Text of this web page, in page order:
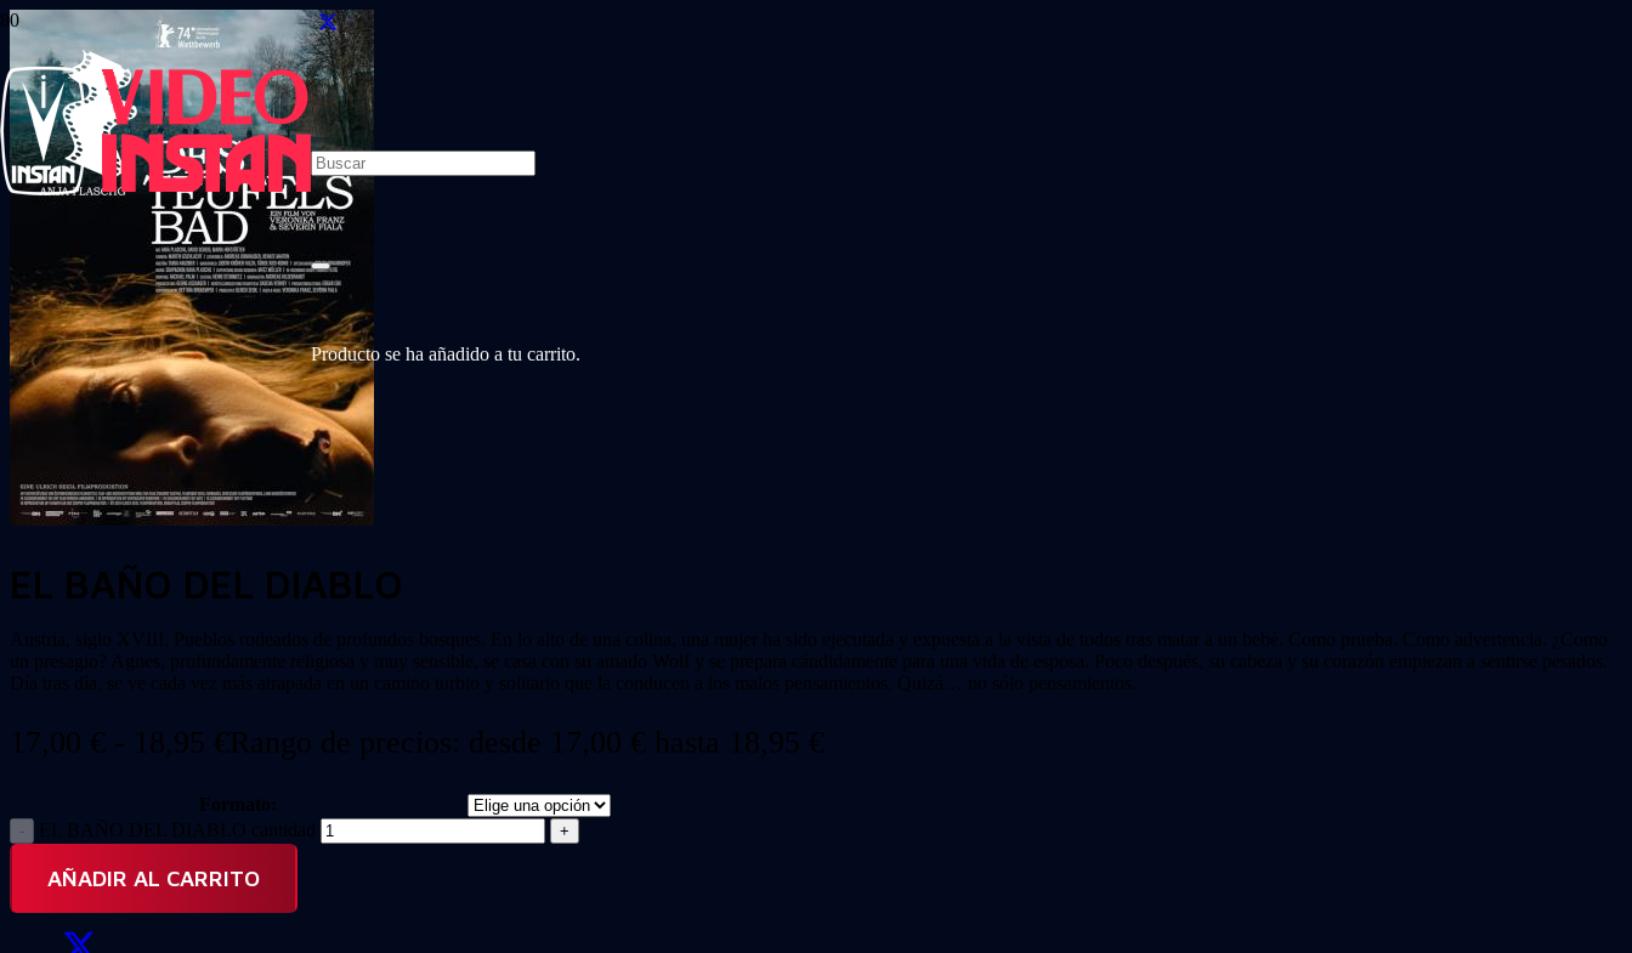
Producto se ha añadido a tu carrito.
EL BAÑO DEL DIABLO
Austria, siglo XVIII. Pueblos rodeados de profundos bosques. En lo alto de una colina, una mujer ha sido ejecutada y expuesta a la vista de todos tras matar a un bebé. Como prueba. Como advertencia. ¿Como
un presagio? Agnes, profundamente religiosa y muy sensible, se casa con su amado Wolf y se prepara cándidamente para una vida de esposa. Poco después, su cabeza y su corazón empiezan a sentirse pesados.
Día tras día, se ve cada vez más atrapada en un camino turbio y solitario que la conducen a los malos pensamientos. Quizá… no sólo pensamientos.
17,00 € - 18,95 €Rango de precios: desde 17,00 € hasta 18,95 €
Formato:
EL BAÑO DEL DIABLO cantidad
AÑADIR AL CARRITO